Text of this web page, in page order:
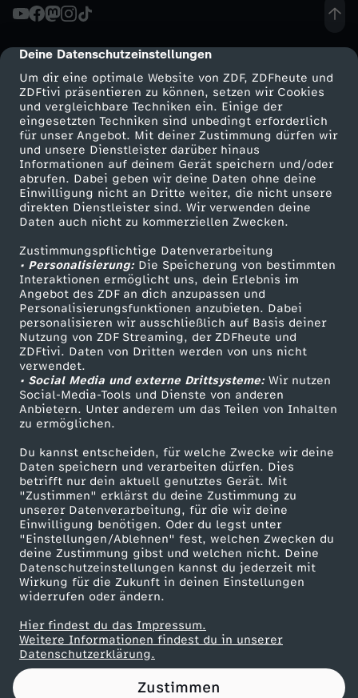
cmp-dialog-description
Deine Datenschutzeinstellungen
Um dir eine optimale Website von ZDF, ZDFheute und
ZDFtivi präsentieren zu können, setzen wir Cookies
und vergleichbare Techniken ein. Einige der
eingesetzten Techniken sind unbedingt erforderlich
für unser Angebot. Mit deiner Zustimmung dürfen wir
und unsere Dienstleister darüber hinaus
Informationen auf deinem Gerät speichern und/oder
abrufen. Dabei geben wir deine Daten ohne deine
Einwilligung nicht an Dritte weiter, die nicht unsere
direkten Dienstleister sind. Wir verwenden deine
Daten auch nicht zu kommerziellen Zwecken.
Zustimmungspflichtige Datenverarbeitung
• Personalisierung:Die Speicherung von bestimmten
Interaktionen ermöglicht uns, dein Erlebnis im
Angebot des ZDF an dich anzupassen und
Personalisierungsfunktionen anzubieten. Dabei
personalisieren wir ausschließlich auf Basis deiner
Nutzung von ZDF Streaming, der ZDFheute und
ZDFtivi. Daten von Dritten werden von uns nicht
verwendet.
• Social Media und externe Drittsysteme:Wir nutzen
Social-Media-Tools und Dienste von anderen
Anbietern. Unter anderem um das Teilen von Inhalten
zu ermöglichen.
Du kannst entscheiden, für welche Zwecke wir deine
Daten speichern und verarbeiten dürfen. Dies
betrifft nur dein aktuell genutztes Gerät. Mit
"Zustimmen" erklärst du deine Zustimmung zu
unserer Datenverarbeitung, für die wir deine
Einwilligung benötigen. Oder du legst unter
"Einstellungen/Ablehnen" fest, welchen Zwecken du
deine Zustimmung gibst und welchen nicht. Deine
Datenschutzeinstellungen kannst du jederzeit mit
Wirkung für die Zukunft in deinen Einstellungen
widerrufen oder ändern.
Hier findest du das Impressum.
Weitere Informationen findest du in unserer
Datenschutzerklärung.
Zustimmen
n
t
a
l
2
1
:
A
r
m
e
s
D
e
u
t
s
c
Mehr ZDF
ZDF-Apps
Smart TV
ZDFtext
Livestreams
Sendungen A-Z
TV-Programm
Service
ZDFmitreden
Kontakt zum ZDF
Tickets
Zuschauerservice
Hilfe
ZDF Unternehmen
Karriere
ZDF goes Schule
Werbefernsehen
Mainzelmännchen
Partner